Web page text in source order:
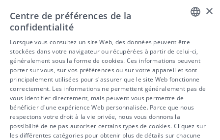
FRENCH
ENGLISH
×
Centre de préférences de la
confidentialité
Lorsque vous consultez un site Web, des données peuvent être
stockées dans votre navigateur ou récupérées à partir de celui-ci,
généralement sous la forme de cookies. Ces informations peuvent
porter sur vous, sur vos préférences ou sur votre appareil et sont
principalement utilisées pour s'assurer que le site Web fonctionne
correctement. Les informations ne permettent généralement pas de
vous identifier directement, mais peuvent vous permettre de
bénéficier d'une expérience Web personnalisée. Parce que nous
respectons votre droit à la vie privée, nous vous donnons la
possibilité de ne pas autoriser certains types de cookies. Cliquez sur
les différentes catégories pour obtenir plus de détails sur chacune